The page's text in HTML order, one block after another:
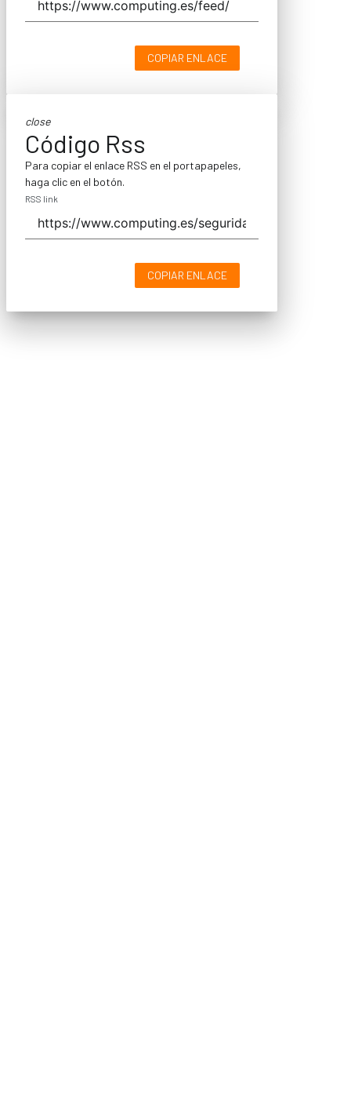
COPIAR ENLACE
close
Código Rss
Para copiar el enlace RSS en el portapapeles,
haga clic en el botón.
RSS link
COPIAR ENLACE